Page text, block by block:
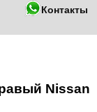
Контакты
Nissan